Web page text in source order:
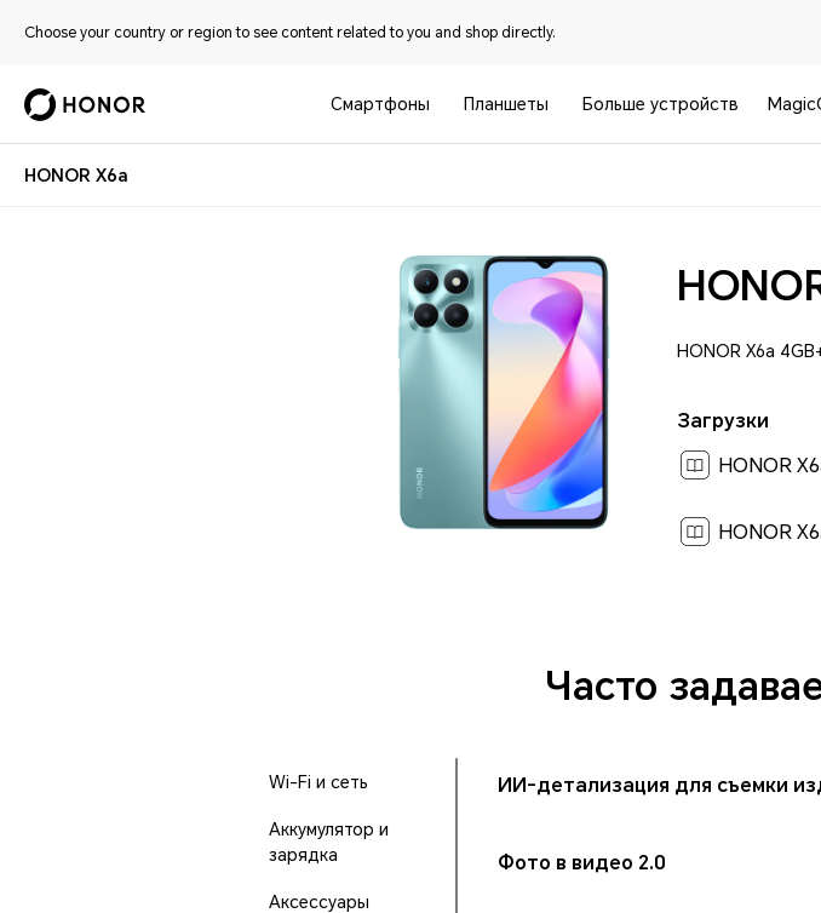
Choose your country or region to see content related to you and shop directly.
Смартфоны Планшеты Больше устройств
HONOR X6a
HONOR X6a
Загрузки
Часто
Wi-Fi и сеть
Аккумулятор и
зарядка
Аксессуары
ИИ-детализация для съемки
Фото в видео 2.0